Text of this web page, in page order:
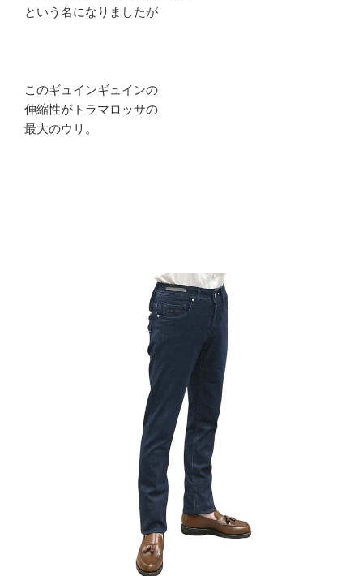
という名になりましたが
このギュインギュインの
伸縮性がトラマロッサの
最大のウリ。